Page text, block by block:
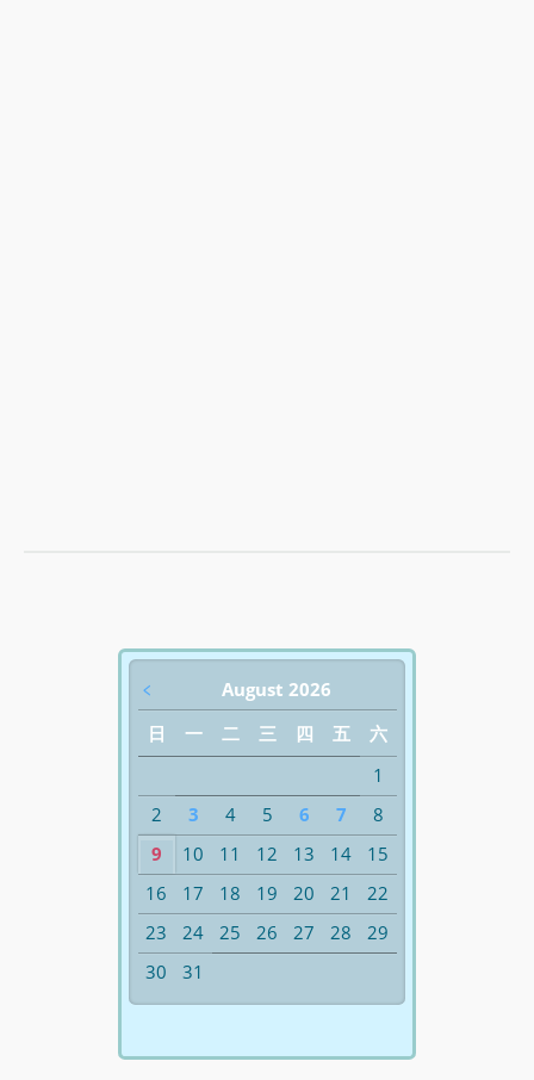
August 2026
﹤
日
一 二 三 四 五
六
1
2
3 4 5 6 7
8
9
10 11 12 13 14
15
16
17 18 19 20 21
22
23
24 25 26 27 28
29
30
31